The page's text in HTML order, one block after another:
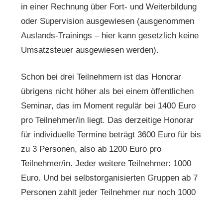
in einer Rechnung über Fort- und Weiterbildung
oder Supervision ausgewiesen (ausgenommen
Auslands-Trainings – hier kann gesetzlich keine
Umsatzsteuer ausgewiesen werden).
Schon bei drei Teilnehmern ist das Honorar
übrigens nicht höher als bei einem öffentlichen
Seminar, das im Moment regulär bei 1400 Euro
pro Teilnehmer/in liegt. Das derzeitige Honorar
für individuelle Termine beträgt 3600 Euro für bis
zu 3 Personen, also ab 1200 Euro pro
Teilnehmer/in. Jeder weitere Teilnehmer: 1000
Euro. Und bei selbstorganisierten Gruppen ab 7
Personen zahlt jeder Teilnehmer nur noch 1000